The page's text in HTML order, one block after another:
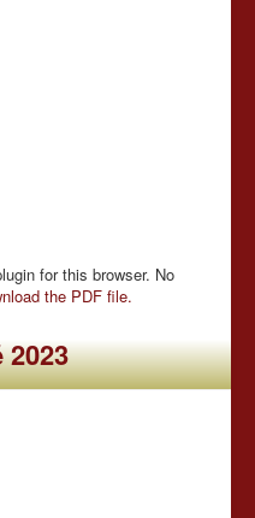
for this browser. No
the PDF file.
2023